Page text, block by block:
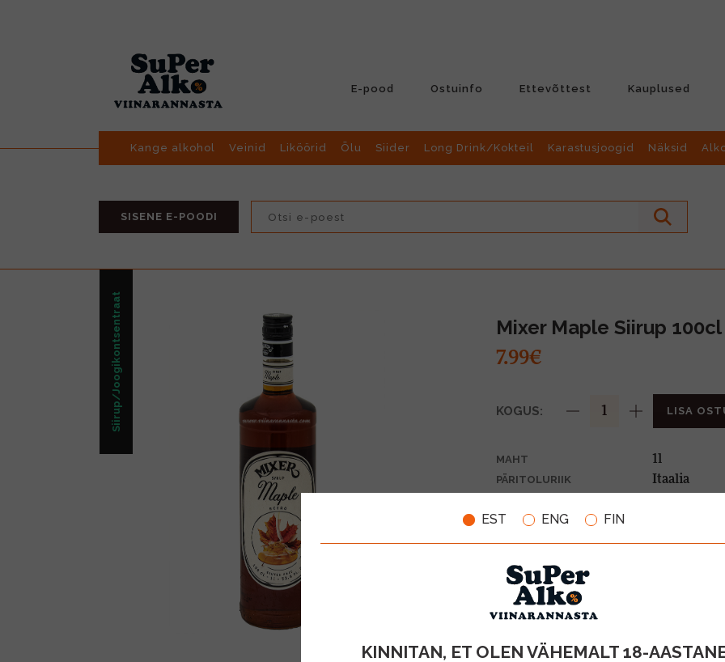
EST ENG FIN
KINNITAN, ET OLEN VÄHEMALT 18-
E-pood Ostuinfo Ettevõttest Kauplused
Kange alkohol Veinid Liköörid Õlu Siider Long Drink/Kokteil Karastusjoogid Näksid
SISENE E-POODI
Siirup/Joogikontsentraat Mixer Maple Siirup 100cl
7.99€
KOGUS: LISA
MAHT 1l
PÄRITOLURIIK Itaalia
ÜHIKU HIND
KOOD